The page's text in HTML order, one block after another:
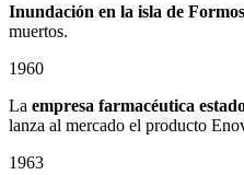
Inundación en la isla de
muertos.
1960
La empresa farmacéutica
lanza al mercado el producto
1963